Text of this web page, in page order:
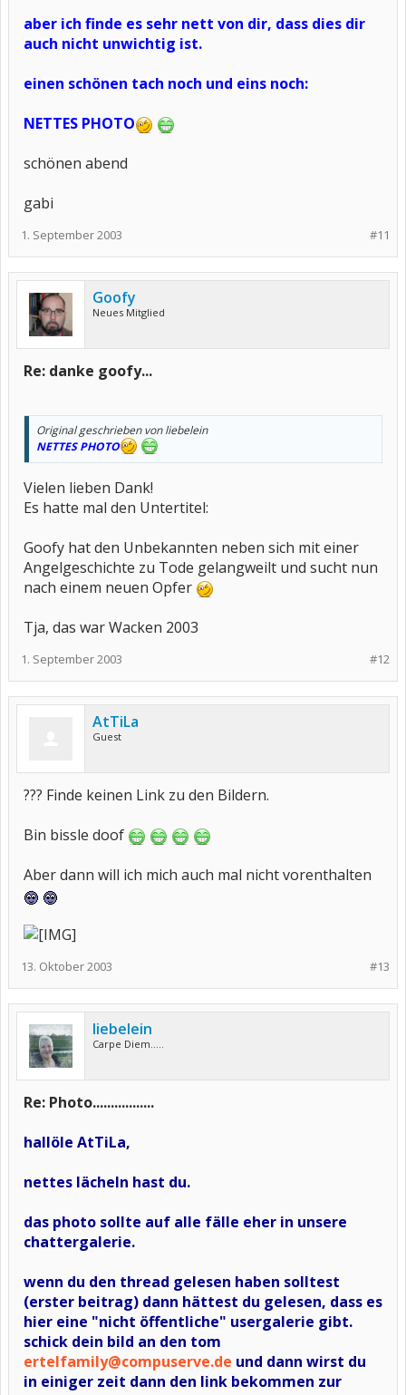
aber ich finde es sehr nett von dir, dass dies dir
auch nicht unwichtig ist.
einen schönen tach noch und eins noch:
NETTES PHOTO
schönen abend
gabi
#11
1. September 2003
Goofy
Neues Mitglied
Re: danke goofy...
Original geschrieben von liebelein
NETTES PHOTO
Vielen lieben Dank!
Es hatte mal den Untertitel:
Goofy hat den Unbekannten neben sich mit einer
Angelgeschichte zu Tode gelangweilt und sucht nun
nach einem neuen Opfer
Tja, das war Wacken 2003
#12
1. September 2003
AtTiLa
Guest
??? Finde keinen Link zu den Bildern.
Bin bissle doof
Aber dann will ich mich auch mal nicht vorenthalten
#13
13. Oktober 2003
liebelein
Carpe Diem.....
Re: Photo.................
hallöle AtTiLa,
nettes lächeln hast du.
das photo sollte auf alle fälle eher in unsere
chattergalerie.
wenn du den thread gelesen haben solltest
(erster beitrag) dann hättest du gelesen, dass es
hier eine "nicht öffentliche" usergalerie gibt.
schick dein bild an den tom
ertelfamily@compuserve.de und dann wirst du
in einiger zeit dann den link bekommen zur